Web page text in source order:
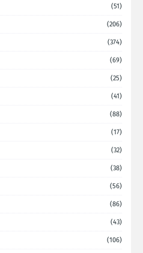
(51)
(206)
(374)
(69)
(25)
(41)
(88)
(17)
(32)
(38)
(56)
(86)
(43)
(106)